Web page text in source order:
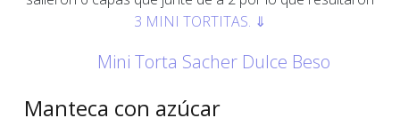
3 MINI TORTITAS. ⇓
Mini Torta Sacher Dulce Beso
Manteca con azúcar